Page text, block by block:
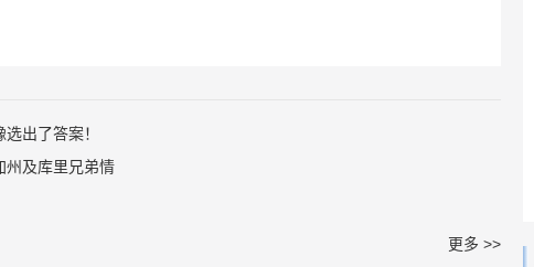
出了答案！
州及库里兄弟情
更多 >>